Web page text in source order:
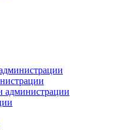
администрации